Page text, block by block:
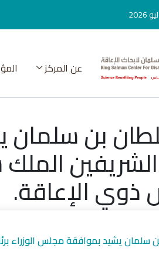
عن المركز
بن
ذوي الإعاقة.
سلمان يشيد بموافقة مجلس الوزراء